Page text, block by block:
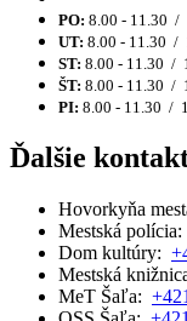
PO: 8.00 - 11.30 /
UT: 8.00 - 11.30 /
ST: 8.00 - 11.30 /
ŠT: 8.00 - 11.30 /
PI: 8.00 - 11.30 /
Ďalšie
Hovorkyňa
Mestská polícia:
Dom kultúry:
Mestská
MeT Šaľa: